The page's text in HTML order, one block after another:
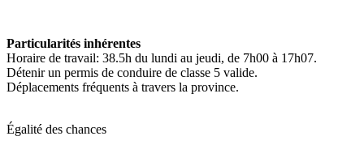
Particularités inhérentes
Horaire de travail: 38.5h du lundi au jeudi, de 7h00 à 17h07.
Détenir un permis de conduire de classe 5 valide.
Déplacements fréquents à travers la province.
Égalité des chances